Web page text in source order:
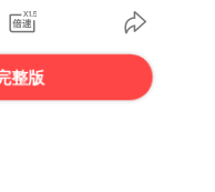
整版